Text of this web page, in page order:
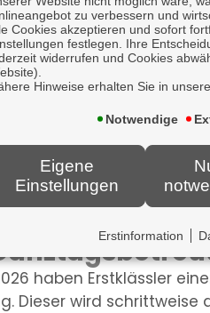
Sch...
müssen
als...
haben Erstklässler
Dieser wird schrittweise
zu verbessern und
Cookies akzeptieren und sofort
festlegen. Ihre
widerrufen und Cookies
Hinweise erhalten Sie in
Notwendige
Eigene
Einstellungen
Erstinformation